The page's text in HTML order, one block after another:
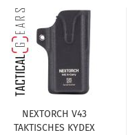
NEXTORCH V43
TAKTISCHES KYDEX